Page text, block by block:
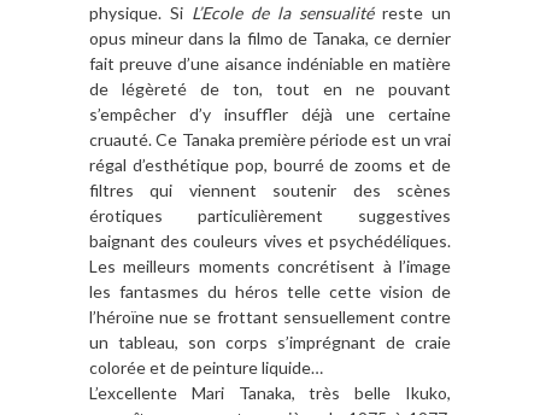
physique. Si L’Ecole de la sensualitéreste un
opus mineur dans la filmo de Tanaka, ce dernier
fait preuve d’une aisance indéniable en matière
de légèreté de ton, tout en ne pouvant
s’empêcher d’y insuffler déjà une certaine
cruauté. Ce Tanaka première période est un vrai
régal d’esthétique pop, bourré de zooms et de
filtres qui viennent soutenir des scènes
érotiques particulièrement suggestives
baignant des couleurs vives et psychédéliques.
Les meilleurs moments concrétisent à l’image
les fantasmes du héros telle cette vision de
l’héroïne nue se frottant sensuellement contre
un tableau, son corps s’imprégnant de craie
colorée et de peinture liquide…
L’excellente Mari Tanaka, très belle Ikuko,